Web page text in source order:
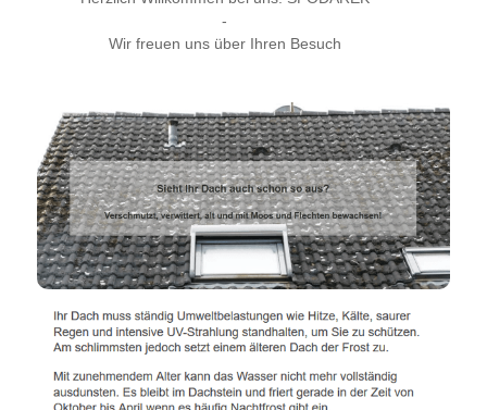
-
Wir freuen uns über Ihren Besuch